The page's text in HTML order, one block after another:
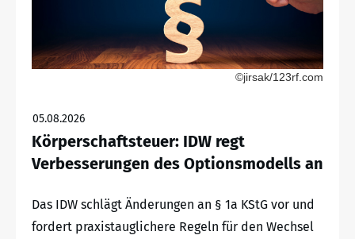
©jirsak/123rf.com
05.08.2026
Körperschaftsteuer: IDW regt
Verbesserungen des Optionsmodells an
Das IDW schlägt Änderungen an § 1a KStG vor und
fordert praxistauglichere Regeln für den Wechsel